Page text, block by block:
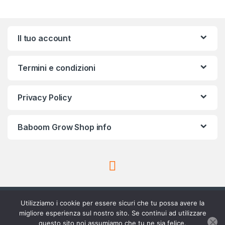
Il tuo account
Termini e condizioni
Privacy Policy
Baboom Grow Shop info
Utilizziamo i cookie per essere sicuri che tu possa avere la
migliore esperienza sul nostro sito. Se continui ad utilizzare
questo sito noi assumiamo che tu ne sia felice.